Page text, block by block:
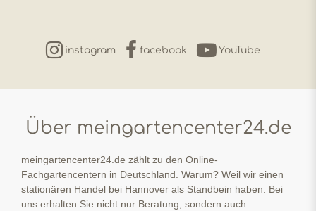
instagram facebook YouTube
Über meingartencenter24.de
meingartencenter24.de zählt zu den Online-
Fachgartencentern in Deutschland. Warum? Weil wir einen
stationären Handel bei Hannover als Standbein haben. Bei
uns erhalten Sie nicht nur Beratung, sondern auch